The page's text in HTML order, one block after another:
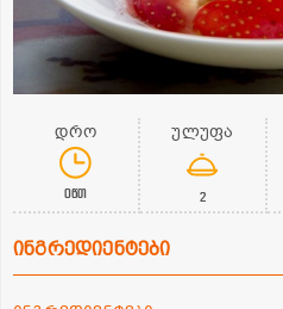
დრო
0წთ
ულუფა
2
ინგრედიენტები